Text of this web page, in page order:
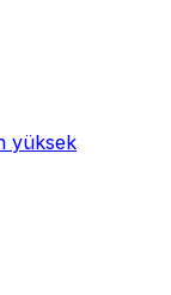
yüksek